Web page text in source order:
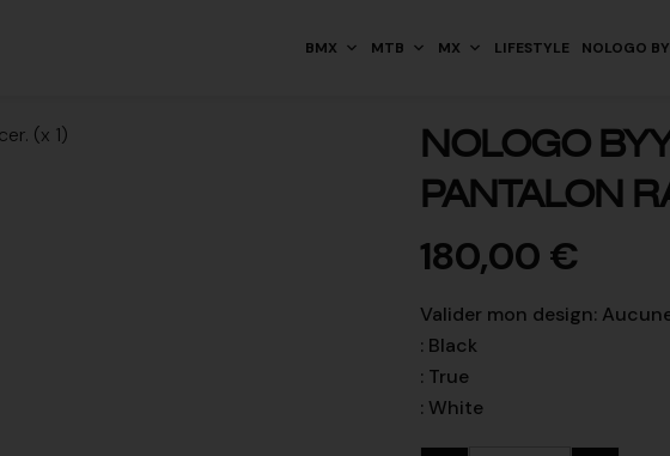
BMX MTB MX LIFESTYLE NOLOGO
NOLOGO
PANTALON
180,00 €
Valider mon design:
: Black
: True
: White